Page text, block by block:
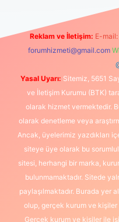
Reklam ve İletişim: E-mail:
forumhizmeti@gmail.com
Yasal Uyarı: Sitemiz, 5651
ve İletişim Kurumu (BTK)
olarak hizmet vermektedir.
olarak denetleme veya
Ancak, üyelerimiz yazdıkları
siteye üye olarak bu
sitesi, herhangi bir marka,
bulunmamaktadır. Sitede
paylaşılmaktadır. Burada yer
olup, gerçek kurum ve kişiler
Gerçek kurum ve kişiler ile